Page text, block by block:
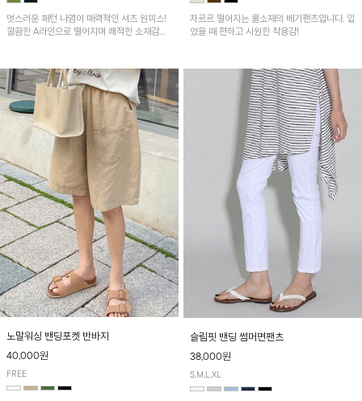
멋스러운 패턴 나염이 매력적인 셔츠 원피스!
깔끔한 A라인으로 떨어지며 쾌적한 소재감으
차르르 떨어지는 쿨소재의 배기팬츠입니다. 입
었을 때 편하고 시원한 착용감!
노말워싱 밴딩포켓 반바지
40,000원
FREE
슬림핏 밴딩 썸머면팬츠
38,000원
S,M,L,XL